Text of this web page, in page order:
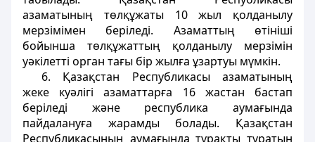
азаматының төлқұжаты 10 жыл қолданылу
мерзімімен беріледі. Азаматтың өтініші
бойынша төлқұжаттың қолданылу мерзімін
уәкілетті орган тағы бір жылға ұзартуы мүмкін.
6. Қазақстан Республикасы азаматының
жеке куәлігі азаматтарға 16 жастан бастап
беріледі және республика аумағында
пайдалануға жарамды болады. Қазақстан
Республикасының аумағында тұрақты тұратын